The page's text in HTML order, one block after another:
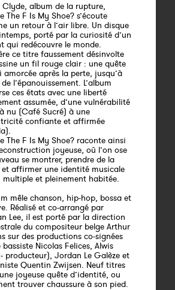
Clyde, album de la rupture,
The F Is My Shoe? s’écoute
un retour à l’air libre. Un disque
porté par la curiosité d’un
qui redécouvre le monde.
ce titre faussement désinvolte
un fil rouge clair : une quête
amorcée après la perte, jusqu’à
de l’épanouissement. L’album
ces états avec une liberté
assumée, d’une vulnérabilité
nu (Café Sucré) à une
confiante et affirmée
The F Is My Shoe? raconte ainsi
joyeuse, où l’on ose
se montrer, prendre de la
et affirmer une identité musicale
multiple et pleinement habitée.
mêle chanson, hip-hop, bossa et
Réalisé et co-arrangé par
Lee, il est porté par la direction
du compositeur belge Arthur
sur des productions co-signées
bassiste Nicolas Felices, Alwis
- producteur), Jordan Le Galèze et
Quentin Zwijsen. Neuf titres
joyeuse quête d’identité, ou
trouver chaussure à son pied.